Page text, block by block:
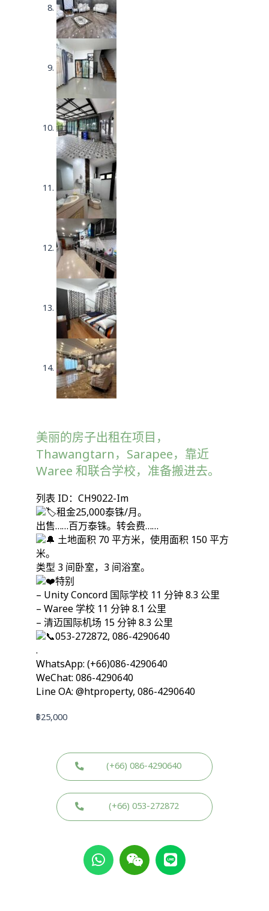
美丽的房子出租在项目，
Thawangtarn，Sarapee，靠近
Waree 和联合学校，准备搬进去。
列表 ID：CH9022-Im
租金25,000泰铢/月。
出售……百万泰铢。转会费……
土地面积 70 平方米，使用面积 150 平方
米。
类型 3 间卧室，3 间浴室。
特别
– Unity Concord 国际学校 11 分钟 8.3 公里
– Waree 学校 11 分钟 8.1 公里
– 清迈国际机场 15 分钟 8.3 公里
053-272872, 086-4290640
.
WhatsApp: (+66)086-4290640
WeChat: 086-4290640
Line OA: @htproperty, 086-4290640
฿25,000
(+66) 086-4290640
(+66) 053-272872
W
h
a
W
e
i
L
i
n